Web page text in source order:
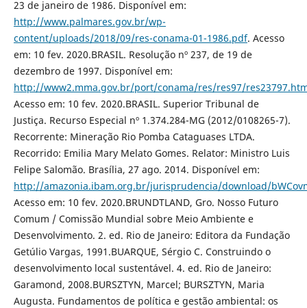
23 de janeiro de 1986. Disponível em:
http://www.palmares.gov.br/wp-
content/uploads/2018/09/res-conama-01-1986.pdf. Acesso
em: 10 fev. 2020.BRASIL. Resolução nº 237, de 19 de
dezembro de 1997. Disponível em:
http://www2.mma.gov.br/port/conama/res/res97/
Acesso em: 10 fev. 2020.BRASIL. Superior Tribunal de
Justiça. Recurso Especial nº 1.374.284-MG (2012/0108265-7).
Recorrente: Mineração Rio Pomba Cataguases LTDA.
Recorrido: Emilia Mary Melato Gomes. Relator: Ministro Luis
Felipe Salomão. Brasília, 27 ago. 2014. Disponível em:
http://amazonia.ibam.org.br/jurisprudencia/download/
Acesso em: 10 fev. 2020.BRUNDTLAND, Gro. Nosso Futuro
Comum / Comissão Mundial sobre Meio Ambiente e
Desenvolvimento. 2. ed. Rio de Janeiro: Editora da Fundação
Getúlio Vargas, 1991.BUARQUE, Sérgio C. Construindo o
desenvolvimento local sustentável. 4. ed. Rio de Janeiro:
Garamond, 2008.BURSZTYN, Marcel; BURSZTYN, Maria
Augusta. Fundamentos de política e gestão ambiental: os